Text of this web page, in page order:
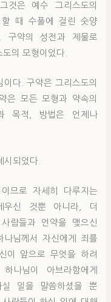
것은 예수 그리스도의
할 때 수풀에 걸린 숫양
구약의 성전과 제물로
의 모형이었다.
다. 구약은 그리스도의
은 모든 모형과 약속의
목적, 방법은 언제나
되었다.
므로 자세히 다루지는
우신 것뿐 아니라, 더
람들과 언약을 맺으신
나님께서 자신에게 죄를
이 앞으로 무엇을 하려
나님이 아브라함에게
일을 말씀하셨을 뿐